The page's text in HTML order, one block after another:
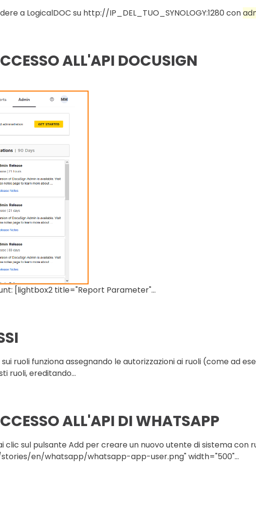
a LogicalDOC su http://IP_DEL_TUO_SYNOLOGY:1280 con
ALL'API DOCUSIGN
[lightbox2 title="Report Parameter"...
ruoli funziona assegnando le autorizzazioni ai ruoli (come ad
ruoli, ereditando...
ALL'API DI WHATSAPP
clic sul pulsante Add per creare un nuovo utente di sistema con
en/whatsapp/whatsapp-app-user.png" width="500"...